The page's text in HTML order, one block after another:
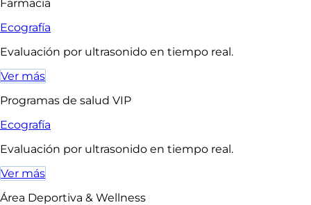
Farmacia
Ecografía
Evaluación por ultrasonido en tiempo real.
Ver más
Programas de salud VIP
Ecografía
Evaluación por ultrasonido en tiempo real.
Ver más
Área Deportiva & Wellness